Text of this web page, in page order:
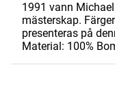
1991 vann
mästerskap.
presenteras på
Material: 100%